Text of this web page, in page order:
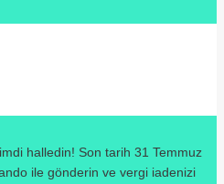
halledin! Son tarih 31 Temmuz
ile gönderin ve vergi iadenizi